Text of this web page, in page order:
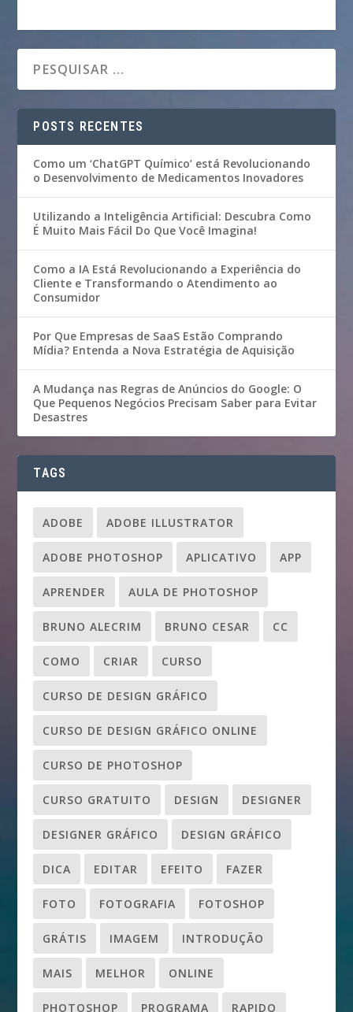
POSTS RECENTES
Como um ‘ChatGPT Químico’ está Revolucionando
o Desenvolvimento de Medicamentos Inovadores
Utilizando a Inteligência Artificial: Descubra Como
É Muito Mais Fácil Do Que Você Imagina!
Como a IA Está Revolucionando a Experiência do
Cliente e Transformando o Atendimento ao
Consumidor
Por Que Empresas de SaaS Estão Comprando
Mídia? Entenda a Nova Estratégia de Aquisição
A Mudança nas Regras de Anúncios do Google: O
Que Pequenos Negócios Precisam Saber para Evitar
Desastres
TAGS
ADOBE ADOBE ILLUSTRATOR
ADOBE PHOTOSHOP APLICATIVO APP
APRENDER AULA DE PHOTOSHOP
BRUNO ALECRIM BRUNO CESAR CC
COMO CRIAR CURSO
CURSO DE DESIGN GRÁFICO
CURSO DE DESIGN GRÁFICO ONLINE
CURSO DE PHOTOSHOP
CURSO GRATUITO DESIGN DESIGNER
DESIGNER GRÁFICO DESIGN GRÁFICO
DICA EDITAR EFEITO FAZER
FOTO FOTOGRAFIA FOTOSHOP
GRÁTIS IMAGEM INTRODUÇÃO
MAIS MELHOR ONLINE
PHOTOSHOP PROGRAMA RAPIDO